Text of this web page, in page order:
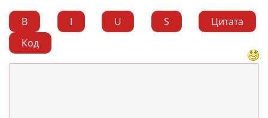
B I U S
Цитата
Код